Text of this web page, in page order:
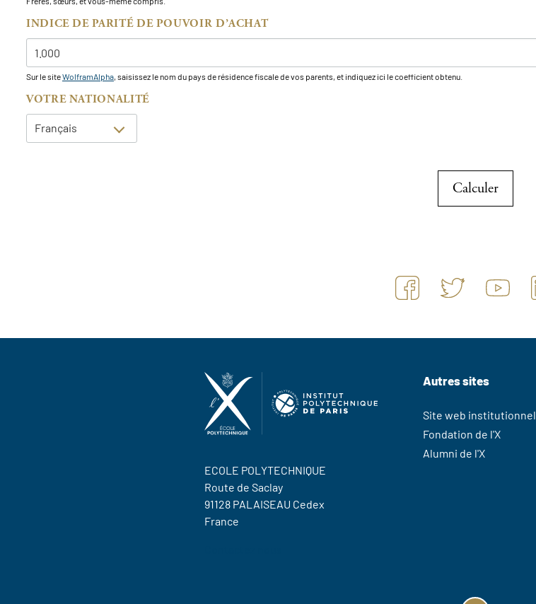
INDICE DE PARITÉ DE POUVOIR D’ACHAT
Sur le siteWolframAlpha, saisissez le nom du pays de résidence fiscale de vos parents, et indiquez ici le coefficient obtenu.
VOTRE NATIONALITÉ
ECOLE POLYTECHNIQUE
Route de Saclay
91128 PALAISEAU Cedex
France
Autres sites
Site web institutionnel
Fondation de l'X
Alumni de l'X